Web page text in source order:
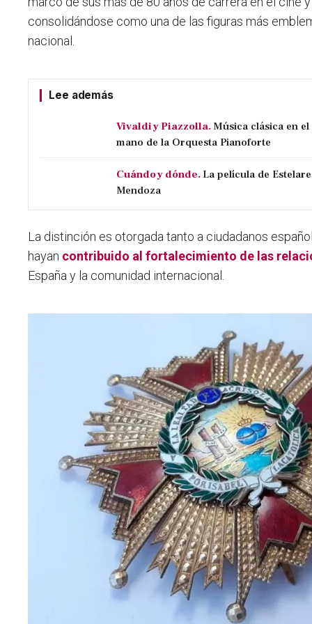
consolidándose como una de las figuras más
nacional.
Lee además
Vivaldi y Piazzolla. Música clásica en
mano de la Orquesta Pianoforte
Cuándo y dónde. La película de
Mendoza
La distinción es otorgada tanto a ciudadanos
hayan contribuido al fortalecimiento de las
España y la comunidad internacional.